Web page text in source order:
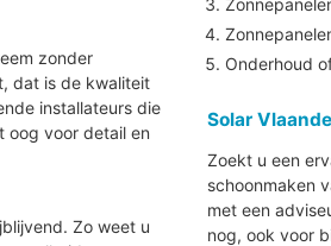
zonder
dat is de kwaliteit
installateurs die
oog voor detail en
Zo weet u
Onderhoud
Solar
Zoekt u een
schoonmaken
met een
nog, ook voor